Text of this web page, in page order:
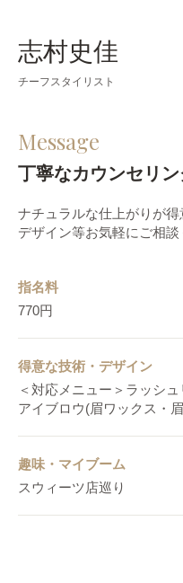
志村史佳
チーフスタイリスト
Message
丁寧なカウンセリ
ナチュラルな仕上がりが得
デザイン等お気軽にご相談
指名料
770円
得意な技術・デザイン
＜対応メニュー＞ラッシ
アイブロウ(眉ワックス・眉
趣味・マイブーム
スウィーツ店巡り